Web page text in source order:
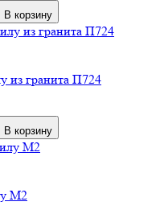
В корзину
из гранита П724
В корзину
М2